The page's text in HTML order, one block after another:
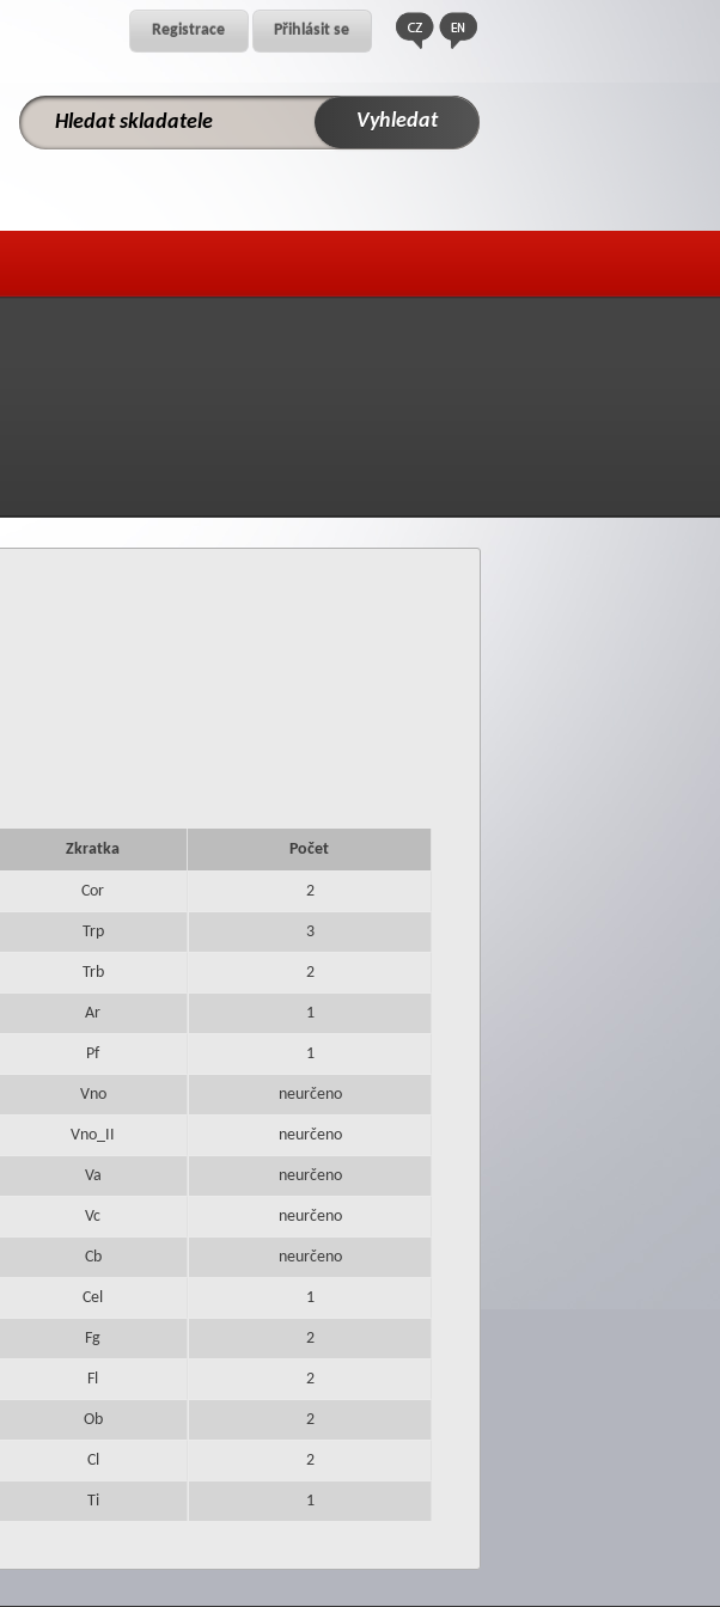
Registrace Přihlásit se
Zkratka Počet
Cor 2
Trp 3
Trb 2
Ar 1
Pf 1
Vno neurčeno
Vno_II neurčeno
Va neurčeno
Vc neurčeno
Cb neurčeno
Cel 1
Fg 2
Fl 2
Ob 2
Cl 2
Ti 1